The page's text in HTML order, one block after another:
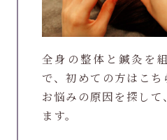
全身の整体と鍼灸を
で、初めての方はこち
お悩みの原因を探して
ます。